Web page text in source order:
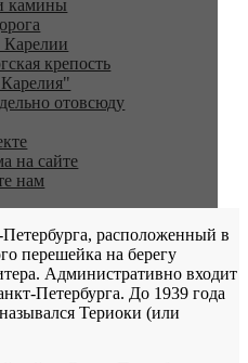
камины
крепость
отовсюду
на сайте
нам
расположенный в
перешейка на берегу
Административно входит
Петербурга. До 1939 года
Териоки (или